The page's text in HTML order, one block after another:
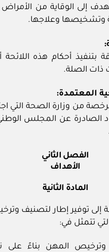
إلى الوقاية من الأمراض
وتشخيصها وعلاجها.
بتنفيذ أحكام هذه اللائحة
ذات الصلة.
المعتمدة:
من وزارة الصحة التي
الصادرة عن المجلس
الفصل الثاني
الأهداف
المادة الثانية
إلى توفير إطار لتصنيف
تتمثل في:
وترخيص المهن بناءً على